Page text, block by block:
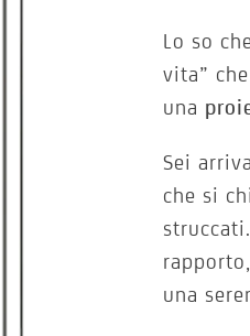
Lo so
vita”
una
Sei
che si
una